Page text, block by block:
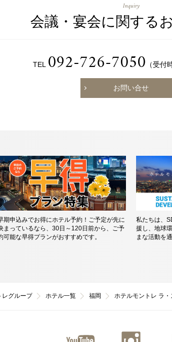
Inquiry
会議・宴会に関する
TEL 092-726-7050 （受付
お問い合せ
期申込みでお得にホテル予約！ご予定が先に
まっているなら、30日～120日前から、ご予
可能な早得プランがおすすめです。
私たちは、
援し、地球
まな活動を
レグループ ホテル一覧 福岡 ホテルモントレ ラ・